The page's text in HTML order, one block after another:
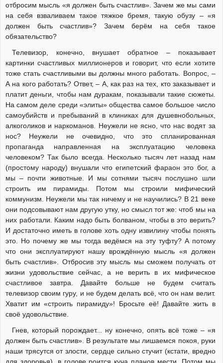
отбросим мысль «я должен быть счастлив». Зачем же мы сами
на себя взваливаем такое тяжкое бремя, такую обузу – «я
должен быть счастлив»? Зачем берём на себя такое
обязательство?
Телевизор, конечно, внушает обратное – показывает
картинки счастливых миллионеров и говорит, что если хотите
тоже стать счастливыми вы должны много работать. Вопрос, –
А на кого работать? Ответ, – А, как раз на тех, кто заказывает и
платит деньги, чтобы нам дуракам, показывали такие сюжеты.
На самом деле среди «элиты» общества самое большое число
самоубийств и пребываний в клиниках для душевнобольных,
алкоголиков и наркоманов. Неужели не ясно, что нас водят за
нос? Неужели не очевидно, что это спланированная
пропаганда направленная на эксплуатацию человека
человеком? Так было всегда. Несколько тысяч лет назад нам
(простому народу) внушали что египетский фараон это бог, а
мы – почти животные. И мы сотнями тысяч послушно шли
строить им пирамиды. Потом мы строили мифический
коммунизм. Неужели мы так ничему и не научились? В 21 веке
они подсовывают нам другую утку, но смысл тот же: чтоб мы на
них работали. Каким надо быть болваном, чтобы в это верить?
И достаточно иметь в голове хоть одну извилину чтобы понять
это. Но почему же мы тогда ведёмся на эту туфту? А потому
что они эксплуатируют нашу врождённую мысль «я должен
быть счастлив». Отбросив эту мысль мы сможем получать от
жизни удовольствие сейчас, а не верить в их мифическое
счастливое завтра. Давайте больше не будем считать
телевизор своим гуру, и не будем делать всё, что он нам велит.
Хватит им «строить пирамиду»! Бросьте её! Давайте жить в
своё удовольствие.
Гнев, который порождает... ну конечно, опять всё тоже – «я
должен быть счастлив». В результате мы лишаемся покоя, руки
наши трясутся от злости, сердце сильно стучит (кстати, вредно